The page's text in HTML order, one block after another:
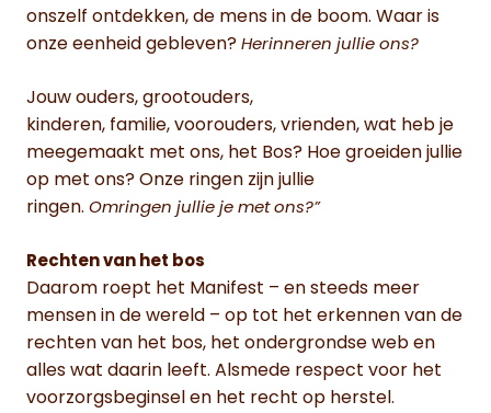
onszelf ontdekken, de mens in de boom. Waar is
onze eenheid gebleven? Herinneren jullie ons?
Jouw ouders, grootouders,
kinderen, familie, voorouders, vrienden, wat heb je
meegemaakt met ons, het Bos? Hoe groeiden jullie
op met ons? Onze ringen zijn jullie
ringen. Omringen jullie je met ons?”
Rechten van het bos
Daarom roept het Manifest – en steeds meer
mensen in de wereld – op tot het erkennen van de
rechten van het bos, het ondergrondse web en
alles wat daarin leeft. Alsmede respect voor het
voorzorgsbeginsel en het recht op herstel.